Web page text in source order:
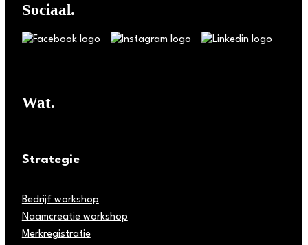
Sociaal.
Wat.
Strategie
Bedrijf workshop
Naamcreatie workshop
Merkregistratie